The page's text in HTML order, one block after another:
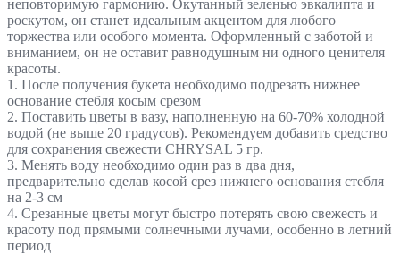
неповторимую гармонию. Окутанный зеленью эвкалипта и
роскутом, он станет идеальным акцентом для любого
торжества или особого момента. Оформленный с заботой и
вниманием, он не оставит равнодушным ни одного ценителя
красоты.
1. После получения букета необходимо подрезать нижнее
основание стебля косым срезом
2. Поставить цветы в вазу, наполненную на 60-70% холодной
водой (не выше 20 градусов). Рекомендуем добавить средство
для сохранения свежести CHRYSAL 5 гр.
3. Менять воду необходимо один раз в два дня,
предварительно сделав косой срез нижнего основания стебля
на 2-3 см
4. Срезанные цветы могут быстро потерять свою свежесть и
красоту под прямыми солнечными лучами, особенно в летний
период